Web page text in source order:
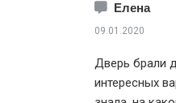
Елена
09.01.2020
Дверь брали
интересных